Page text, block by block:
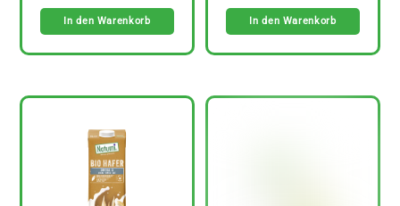
In den Warenkorb In den Warenkorb